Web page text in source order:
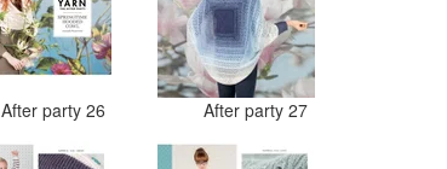
After party 26 After party 27